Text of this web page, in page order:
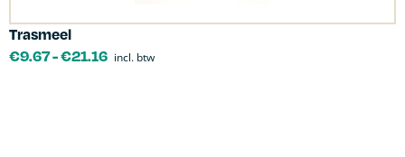
Trasmeel
€9.67-€21.16 incl. btw